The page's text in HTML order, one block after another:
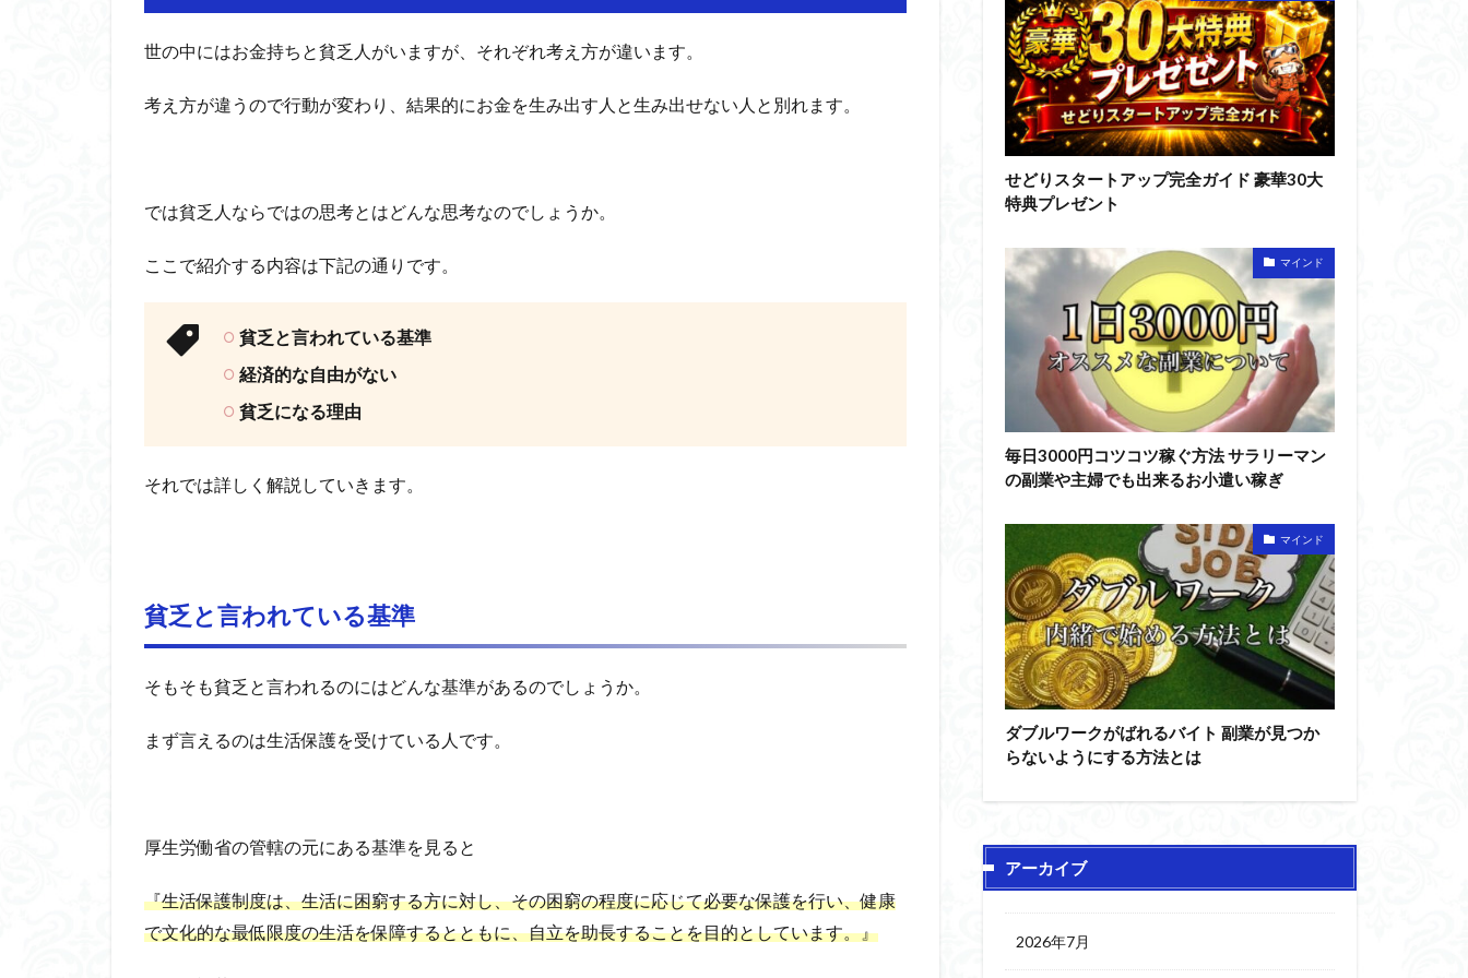
世の中にはお金持ちと貧乏人がいますが、それぞれ考え方が違います。
考え方が違うので行動が変わり、結果的にお金を生み出す人と生み出せない人と別れます。
では貧乏人ならではの思考とはどんな思考なのでしょうか。
ここで紹介する内容は下記の通りです。
貧乏と言われている基準
経済的な自由がない
貧乏になる理由
それでは詳しく解説していきます。
貧乏と言われている基準
そもそも貧乏と言われるのにはどんな基準があるのでしょうか。
まず言えるのは生活保護を受けている人です。
厚生労働省の管轄の元にある基準を見ると
『生活保護制度は、生活に困窮する方に対し、その困窮の程度に応じて必要な保護を行い、健康
で文化的な最低限度の生活を保障するとともに、自立を助長することを目的としています。』
せどりスタートアップ完全ガイド 豪華30大
特典プレゼント
マインド
毎日3000円コツコツ稼ぐ方法 サラリーマン
の副業や主婦でも出来るお小遣い稼ぎ
マインド
ダブルワークがばれるバイト 副業が見つか
らないようにする方法とは
アーカイブ
2026年7月